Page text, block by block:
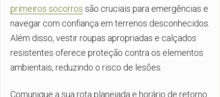
primeiros socorros são cruciais para emergências e
navegar com confiança em terrenos desconhecidos.
Além disso, vestir roupas apropriadas e calçados
resistentes oferece proteção contra os elementos
ambientais, reduzindo o risco de lesões.
Comunique a sua rota planejada e horário de retorno